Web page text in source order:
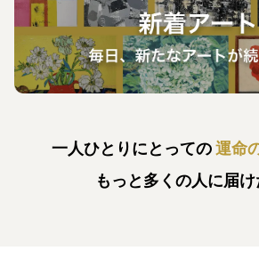
一人ひとりにとっての運命
もっと多くの人に届け